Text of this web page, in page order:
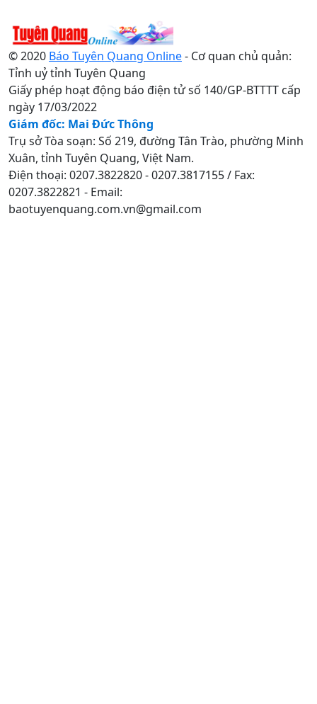
© 2020 Báo Tuyên Quang Online- Cơ quan chủ quản:
Tỉnh uỷ tỉnh Tuyên Quang
Giấy phép hoạt động báo điện tử số 140/GP-BTTTT cấp
ngày 17/03/2022
Giám đốc: Mai Đức Thông
Trụ sở Tòa soạn: Số 219, đường Tân Trào, phường Minh
Xuân, tỉnh Tuyên Quang, Việt Nam.
Điện thoại: 0207.3822820 - 0207.3817155 / Fax:
0207.3822821 - Email:
baotuyenquang.com.vn@gmail.com